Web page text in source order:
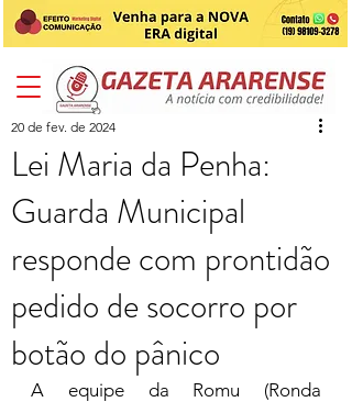
Lei Maria da Penha:
Guarda Municipal
responde com prontidão
pedido de socorro por
botão do pânico
20 de fev. de 2024
A equipe da Romu (Ronda